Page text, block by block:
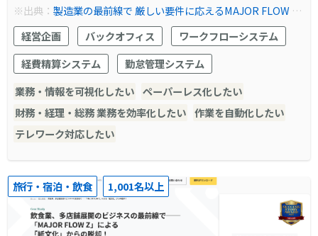
※出典：製造業の最前線で 厳しい要件に応えるMAJOR FLOW Z
システムはスリムに、業務は改善へ─
経営企画 バックオフィス
ワークフローシステム
経費精算システム
勤怠管理システム
業務・情報を可視化したい ペーパーレス化したい
財務・経理・総務 業務を効率化したい 作業を自動化したい
テレワーク対応したい
旅行・宿泊・飲食 1,001名以上